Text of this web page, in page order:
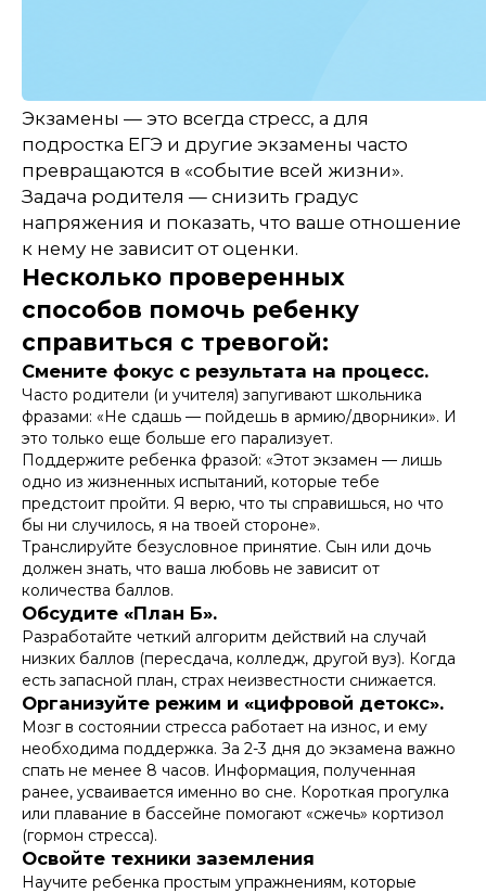
Экзамены — это всегда стресс, а для
подростка ЕГЭ и другие экзамены часто
превращаются в «событие всей жизни».
Задача родителя — снизить градус
напряжения и показать, что ваше отношение
к нему не зависит от оценки.
Несколько проверенных
способов помочь ребенку
справиться с тревогой:
Смените фокус с результата на процесс.
Часто родители (и учителя) запугивают школьника
фразами: «Не сдашь — пойдешь в армию/дворники». И
это только еще больше его парализует.
Поддержите ребенка фразой: «Этот экзамен — лишь
одно из жизненных испытаний, которые тебе
предстоит пройти. Я верю, что ты справишься, но что
бы ни случилось, я на твоей стороне».
Транслируйте безусловное принятие. Сын или дочь
должен знать, что ваша любовь не зависит от
количества баллов.
Обсудите «План Б».
Разработайте четкий алгоритм действий на случай
низких баллов (пересдача, колледж, другой вуз). Когда
есть запасной план, страх неизвестности снижается.
Организуйте режим и «цифровой детокс».
Мозг в состоянии стресса работает на износ, и ему
необходима поддержка. За 2-3 дня до экзамена важно
спать не менее 8 часов. Информация, полученная
ранее, усваивается именно во сне. Короткая прогулка
или плавание в бассейне помогают «сжечь» кортизол
(гормон стресса).
Освойте техники заземления
Научите ребенка простым упражнениям, которые